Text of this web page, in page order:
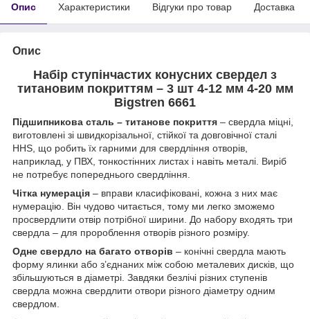
Опис Характеристики Відгуки про товар Доставка
Опис
Набір ступінчастих конусних свердел з
титановим покриттям – 3 шт 4-12 мм 4-20 мм
Bigstren 6661
Підшипникова сталь – титанове покриття – свердла міцні,
виготовлені зі швидкорізальної, стійкої та довговічної сталі
HHS, що робить їх гарними для свердління отворів,
наприклад, у ПВХ, тонкостінних листах і навіть металі. Виріб
не потребує попереднього свердління.
Чітка нумерація – вправи класифіковані, кожна з них має
нумерацію. Він чудово читається, тому ми легко зможемо
просвердлити отвір потрібної ширини. До набору входять три
свердла – для пророблення отворів різного розміру.
Одне свердло на багато отворів – конічні свердла мають
форму ялинки або з’єднаних між собою металевих дисків, що
збільшуються в діаметрі. Завдяки безлічі різних ступенів
свердла можна свердлити отвори різного діаметру одним
свердлом.